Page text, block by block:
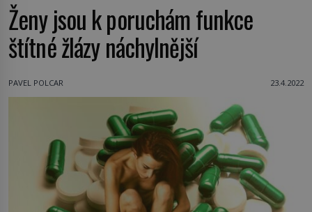
Ženy jsou k poruchám funkce
štítné žlázy náchylnější
PAVEL POLCAR 23.4.2022